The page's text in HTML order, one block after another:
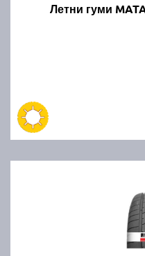
Летни гуми